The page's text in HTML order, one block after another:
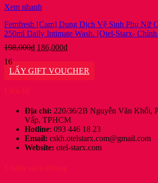
Xem nhanh
Femfresh [Cam] Dung Dịch Vệ Sinh Phụ Nữ
250ml Daily Intimate Wash. [Otel-Starx-
198,000₫ Giá
198,000₫.
186,000₫Giá
là:
16
LẤY GIFT VOUCHER
Địa chỉ: 220/36/2B Nguyễn Văn Khối,
Vấp, TPHCM
Hotline: 093 446 18 23
Email: cskh.otelstarx.com@gmail.com
Website: otel-starx.com